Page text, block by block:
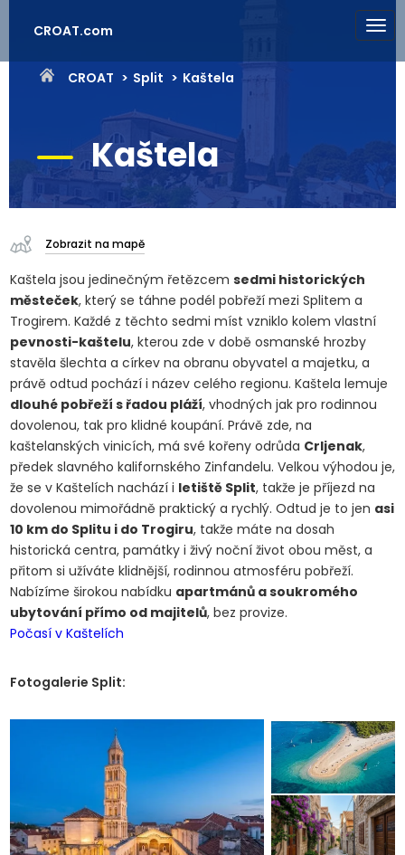
CROAT.com
CROAT Split Kaštela
Kaštela
Zobrazit na mapě
Kaštela jsou jedinečným řetězcem sedmi historických
městeček, který se táhne podél pobřeží mezi Splitem a
Trogirem. Každé z těchto sedmi míst vzniklo kolem vlastní
pevnosti-kaštelu, kterou zde v době osmanské hrozby
stavěla šlechta a církev na obranu obyvatel a majetku, a
právě odtud pochází i název celého regionu. Kaštela lemuje
dlouhé pobřeží s řadou pláží, vhodných jak pro rodinnou
dovolenou, tak pro klidné koupání. Právě zde, na
kaštelanských vinicích, má své kořeny odrůda Crljenak,
předek slavného kalifornského Zinfandelu. Velkou výhodou je,
že se v Kaštelích nachází i letiště Split, takže je příjezd na
dovolenou mimořádně praktický a rychlý. Odtud je to jen asi
10 km do Splitu i do Trogiru, takže máte na dosah
historická centra, památky i živý noční život obou měst, a
přitom si užíváte klidnější, rodinnou atmosféru pobřeží.
Nabízíme širokou nabídku apartmánů a soukromého
ubytování přímo od majitelů, bez provize.
Počasí v Kaštelích
Fotogalerie Split: